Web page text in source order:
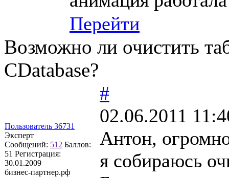
Перейти
Возможно ли очистить
CDatabase?
Пользователь 36731
Эксперт
Сообщений: 512 Баллов:
51 Регистрация:
30.01.2009
бизнес-партнер.рф
#
02.06.2011
Антон,
я собираюсь